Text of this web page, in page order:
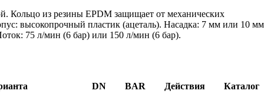
Кольцо из резины EPDM защищает от механических
высокопрочный пластик (ацеталь). Насадка: 7 мм или 10
75 л/мин (6 бар) или 150 л/мин (6 бар).
DN BAR Действия Каталог